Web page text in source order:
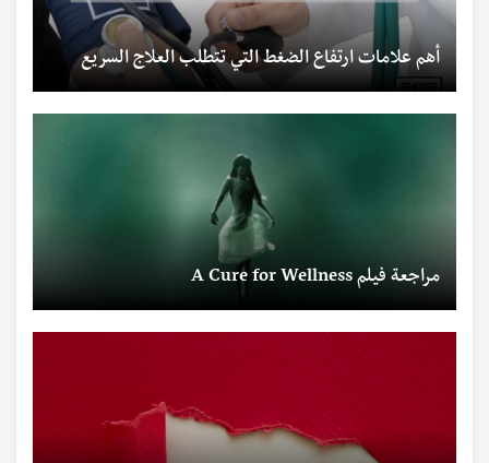
أهم علامات ارتفاع الضغط التي تتطلب العلاج السريع
مراجعة فيلم A Cure for Wellness